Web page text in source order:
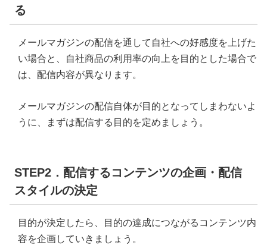
る
メールマガジンの配信を通して自社への好感度を上げた
い場合と、自社商品の利用率の向上を目的とした場合で
は、配信内容が異なります。
メールマガジンの配信自体が目的となってしまわないよ
うに、まずは配信する目的を定めましょう。
STEP2．配信するコンテンツの企画・配信
スタイルの決定
目的が決定したら、目的の達成につながるコンテンツ内
容を企画していきましょう。